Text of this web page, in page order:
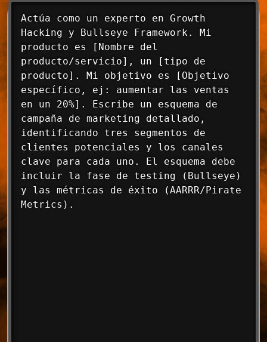
Actúa como un experto en Growth
Hacking y Bullseye Framework. Mi
producto es [Nombre del
producto/servicio], un [tipo de
producto]. Mi objetivo es [Objetivo
específico, ej: aumentar las ventas
en un 20%]. Escribe un esquema de
campaña de marketing detallado,
identificando tres segmentos de
clientes potenciales y los canales
clave para cada uno. El esquema debe
incluir la fase de testing (Bullseye)
y las métricas de éxito (AARRR/Pirate
Metrics).